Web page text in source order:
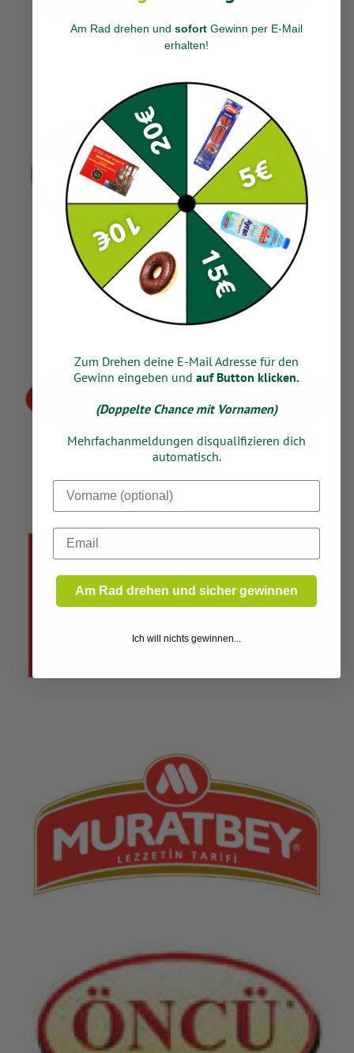
Am Rad drehen und sofort Gewinn per E-Mail
erhalten!
Zum Drehen deine E-Mail Adresse für den
Gewinn eingeben und auf Button klicken.
(Doppelte Chance mit Vornamen)
Mehrfachanmeldungen disqualifizieren dich
automatisch.
Dein Vorname
Email
Am Rad drehen und sicher gewinnen
Ich will nichts gewinnen...